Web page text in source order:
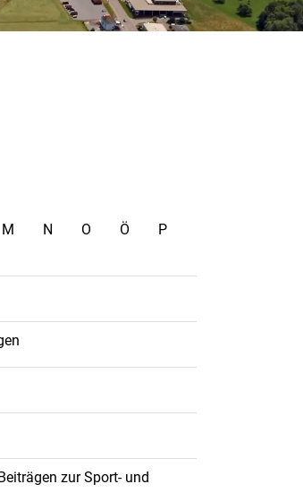
M N O Ö
P
zur Sport- und